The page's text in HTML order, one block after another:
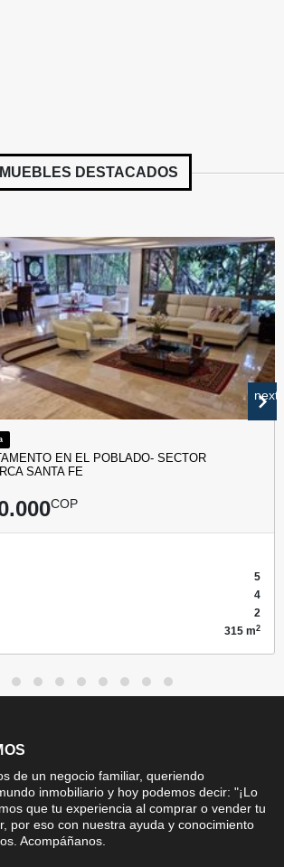
DESTACADOS
EN EL POBLADO- SECTOR
SANTA FE
COP
5
4
2
315 m2
next
de un negocio familiar, queriendo
inmobiliario y hoy podemos decir: "¡Lo
que tu experiencia al comprar o vender tu
por eso con nuestra ayuda y conocimiento
Acompáñanos.